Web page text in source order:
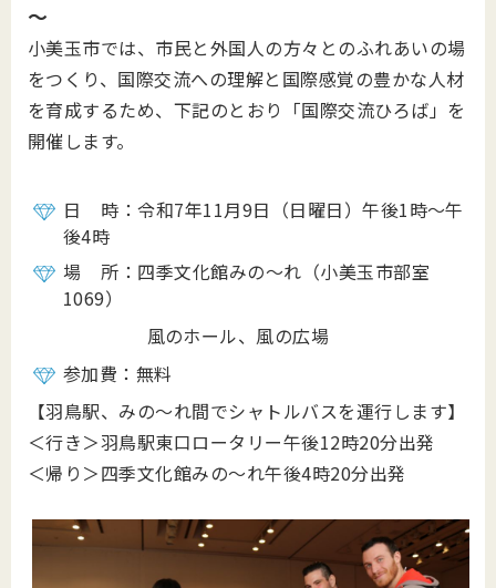
～
小美玉市では、市民と外国人の方々とのふれあいの場
をつくり、国際交流への理解と国際感覚の豊かな人材
を育成するため、下記のとおり「国際交流ひろば」を
開催します。
日 時：令和7年11月9日（日曜日）午後1時～午
後4時
場 所：四季文化館みの～れ（小美玉市部室
1069）
風のホール、風の広場
参加費：無料
【羽鳥駅、みの～れ間でシャトルバスを運行します】
＜行き＞羽鳥駅東口ロータリー午後12時20分出発
＜帰り＞四季文化館みの～れ午後4時20分出発